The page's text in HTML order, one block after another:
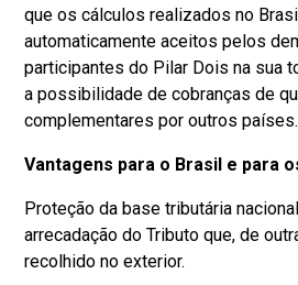
que os cálculos realizados no
automaticamente aceitos pelos
participantes do Pilar Dois na sua
a possibilidade de cobranças de
complementares por outros países.
Vantagens para o Brasil e para
Proteção da base tributária
arrecadação do Tributo que, de
recolhido no exterior.